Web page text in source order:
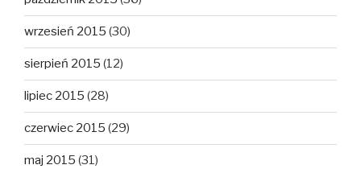
wrzesień 2015 (30)
sierpień 2015 (12)
lipiec 2015 (28)
czerwiec 2015 (29)
maj 2015 (31)